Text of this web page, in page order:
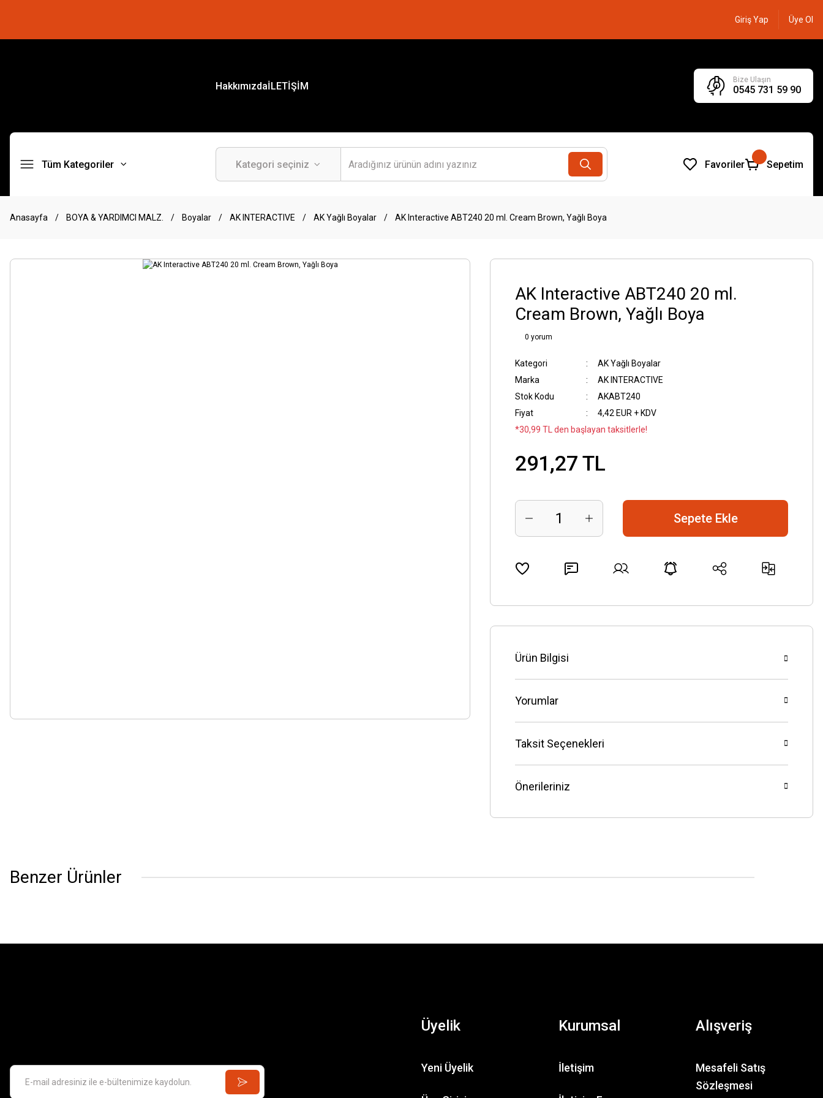
Giriş Yap Üye Ol
HakkımızdaİLETİŞİM
Bize Ulaşın
0545 731 59 90
Tüm Kategoriler Favoriler Sepetim
Anasayfa BOYA & YARDIMCI MALZ. Boyalar AK INTERACTIVE AK Yağlı Boyalar AK Interactive ABT240 20 ml. Cream Brown, Yağlı Boya
AK Interactive ABT240 20 ml.
Cream Brown, Yağlı Boya
0 yorum
Kategori
AK Yağlı Boyalar
Marka
AK INTERACTIVE
Stok Kodu
AKABT240
Fiyat
4,42 EUR + KDV
*30,99 TL den başlayan taksitlerle!
291,27 TL
Sepete Ekle
Ürün Bilgisi
Yorumlar
Taksit Seçenekleri
Önerileriniz
Benzer Ürünler
Üyelik
Yeni Üyelik
Kurumsal
İletişim
Alışveriş
Mesafeli Satış
Sözleşmesi